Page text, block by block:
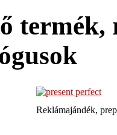
termék,
Reklámajándék,